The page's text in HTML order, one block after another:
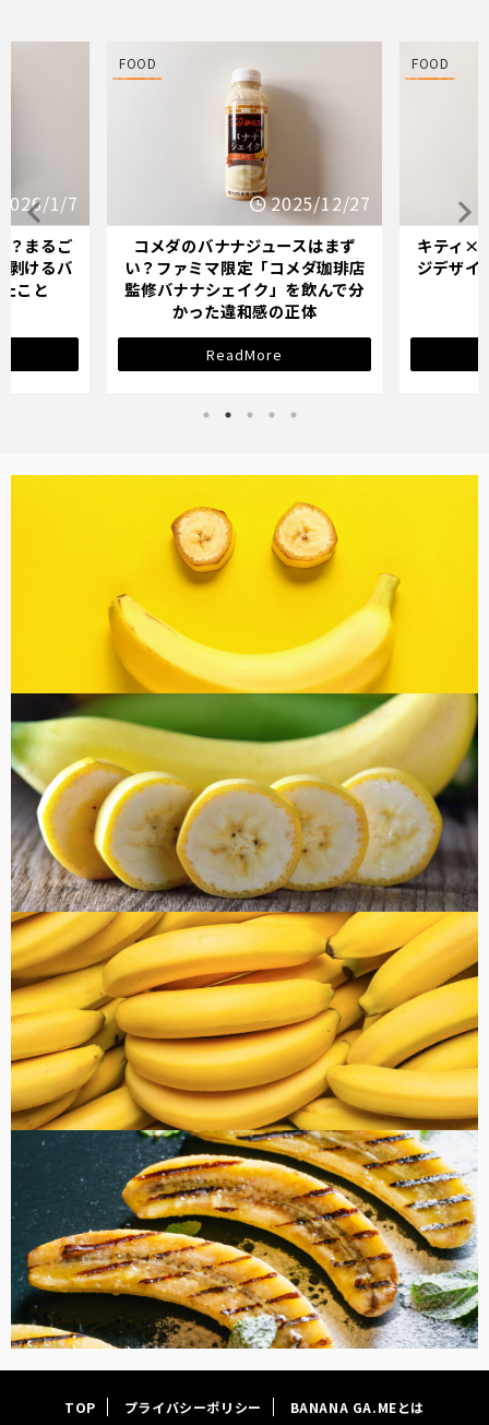
2026/1/7
？まるご
剥けるバ
こと
FOOD
2025/12/27
コメダのバナナジュースはまず
い？ファミマ限定「コメダ珈琲店
監修バナナシェイク」を飲んで分
かった違和感の正体
ReadMore
FOOD
キティ×
ジデザイ
コラム
健康・美容
FOOD
TOP プライバシーポリシー BANANA GA.MEとは